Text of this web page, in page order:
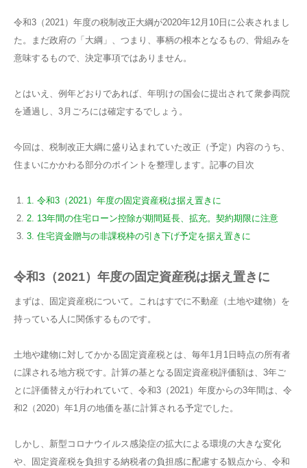
令和3（2021）年度の税制改正大綱が2020年12月10日に公表されまし
た。まだ政府の「大綱」、つまり、事柄の根本となるもの、骨組みを
意味するもので、決定事項ではありません。
とはいえ、例年どおりであれば、年明けの国会に提出されて衆参両院
を通過し、3月ごろには確定するでしょう。
今回は、税制改正大綱に盛り込まれていた改正（予定）内容のうち、
住まいにかかわる部分のポイントを整理します。記事の目次
1. 令和3（2021）年度の固定資産税は据え置きに
2. 13年間の住宅ローン控除が期間延長、拡充。契約期限に注意
3. 住宅資金贈与の非課税枠の引き下げ予定を据え置きに
令和3（2021）年度の固定資産税は据え置きに
まずは、固定資産税について。これはすでに不動産（土地や建物）を
持っている人に関係するものです。
土地や建物に対してかかる固定資産税とは、毎年1月1日時点の所有者
に課される地方税です。計算の基となる固定資産税評価額は、3年ご
とに評価替えが行われていて、令和3（2021）年度からの3年間は、令
和2（2020）年1月の地価を基に計算される予定でした。
しかし、新型コロナウイルス感染症の拡大による環境の大きな変化
や、固定資産税を負担する納税者の負担感に配慮する観点から、令和